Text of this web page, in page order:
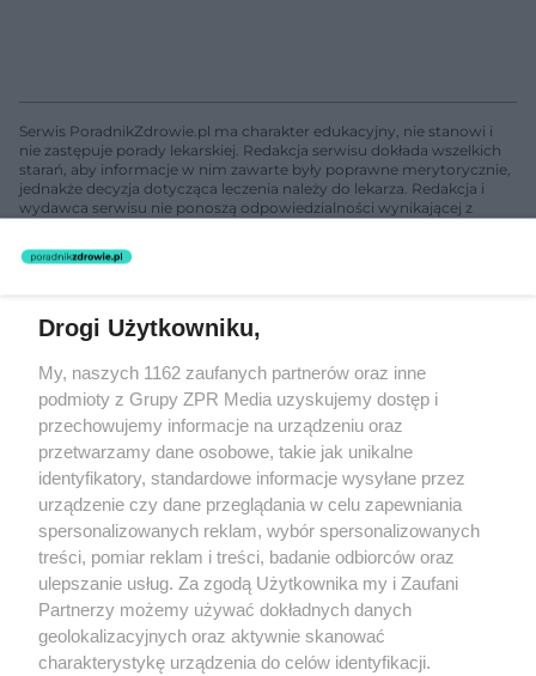
Serwis PoradnikZdrowie.pl ma charakter edukacyjny, nie stanowi i
nie zastępuje porady lekarskiej. Redakcja serwisu dokłada wszelkich
starań, aby informacje w nim zawarte były poprawne merytorycznie,
jednakże decyzja dotycząca leczenia należy do lekarza. Redakcja i
wydawca serwisu nie ponoszą odpowiedzialności wynikającej z
nie prowadzi działalności leczniczej polegającej na udzielaniu
świadczeń zdrowotnych w rozumieniu art. 3 ust 1 ustawy o
Żaden utwór zamieszczony w serwisie nie może być powielany i
rozpowszechniany lub dalej rozpowszechniany w jakikolwiek sposób
(w tym także elektroniczny lub mechaniczny) na jakimkolwiek polu
eksploatacji w jakiejkolwiek formie, włącznie z umieszczaniem w
Internecie bez pisemnej zgody właściciela praw. Jakiekolwiek użycie
lub wykorzystanie utworów w całości lub w części z naruszeniem
prawa, tzn. bez właściwej zgody, jest zabronione pod groźbą kary i
może być ścigane prawnie.
O nas
Drogi Użytkowniku,
My, naszych 1162 zaufanych partnerów oraz inne
podmioty z Grupy ZPR Media uzyskujemy dostęp i
przechowujemy informacje na urządzeniu oraz
przetwarzamy dane osobowe, takie jak unikalne
identyfikatory, standardowe informacje wysyłane przez
urządzenie czy dane przeglądania w celu zapewniania
spersonalizowanych reklam, wybór spersonalizowanych
treści, pomiar reklam i treści, badanie odbiorców oraz
ulepszanie usług. Za zgodą Użytkownika my i Zaufani
Partnerzy możemy używać dokładnych danych
geolokalizacyjnych oraz aktywnie skanować
charakterystykę urządzenia do celów identyfikacji.